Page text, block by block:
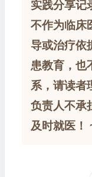
实践分享记
不作为临床
导或治疗依
患教育，也
系，请读者
负责人不承
及时就医！